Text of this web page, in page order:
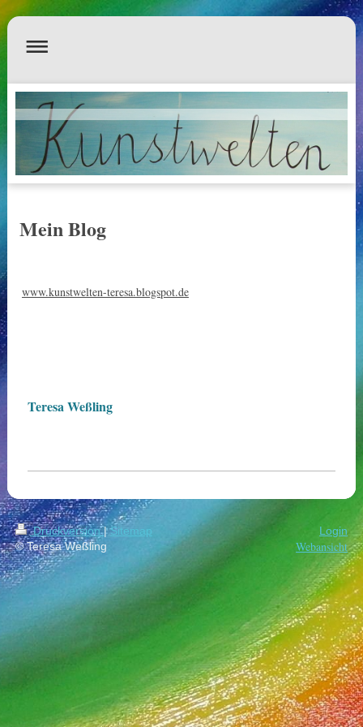
Mein Blog
www.kunstwelten-teresa.blogspot.de
Teresa Weßling
Druckversion| Sitemap
© Teresa Weßling
Login
Webansicht